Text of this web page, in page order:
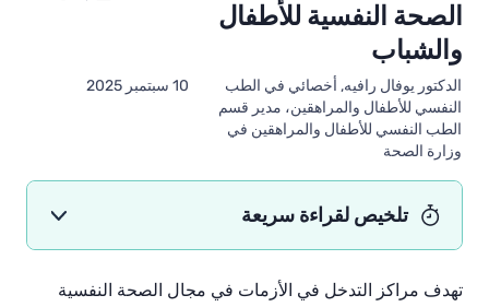
الصحة النفسية للأطفال
والشباب
الدكتور يوفال رافيه, أخصائي في الطب
النفسي للأطفال والمراهقين، مدير قسم
الطب النفسي للأطفال والمراهقين في
وزارة الصحة
10 سبتمبر 2025
تلخيص لقراءة سريعة
تهدف مراكز التدخل في الأزمات في مجال الصحة النفسية